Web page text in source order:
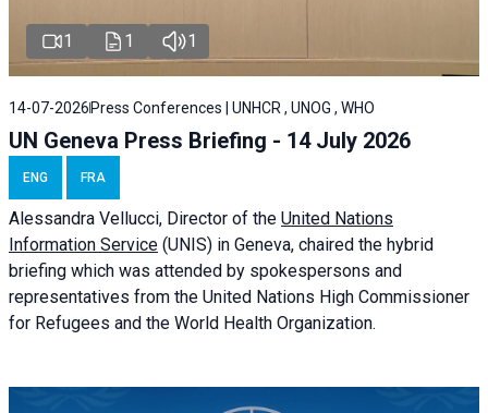
1 1 1
14-07-2026 Press Conferences | UNHCR , UNOG , WHO
UN Geneva Press Briefing - 14 July 2026
ENG FRA
Alessandra Vellucci, Director of the United Nations
Information Service (UNIS) in Geneva, chaired the hybrid
briefing which was attended by spokespersons and
representatives from the United Nations High Commissioner
for Refugees and the World Health Organization.